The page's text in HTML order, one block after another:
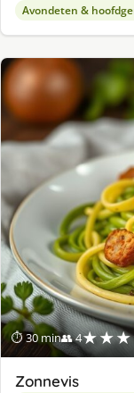
Avondeten &
⏱ 30 min👥 4
Zonnevis